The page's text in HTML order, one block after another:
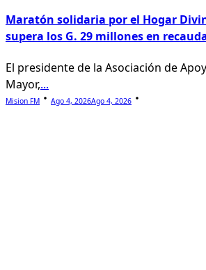
Maratón solidaria por el Hogar
supera los G. 29 millones en
El presidente de la Asociación de
Mayor,...
Mision FM Ago 4, 2026Ago 4, 2026